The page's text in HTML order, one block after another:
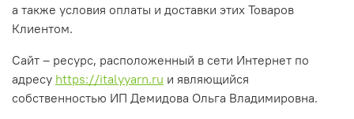
а также условия оплаты и доставки этих Товаров
Клиентом.
Сайт – ресурс, расположенный в сети Интернет по
адресу https://italyyarn.ru и являющийся
собственностью ИП Демидова Ольга Владимировна.